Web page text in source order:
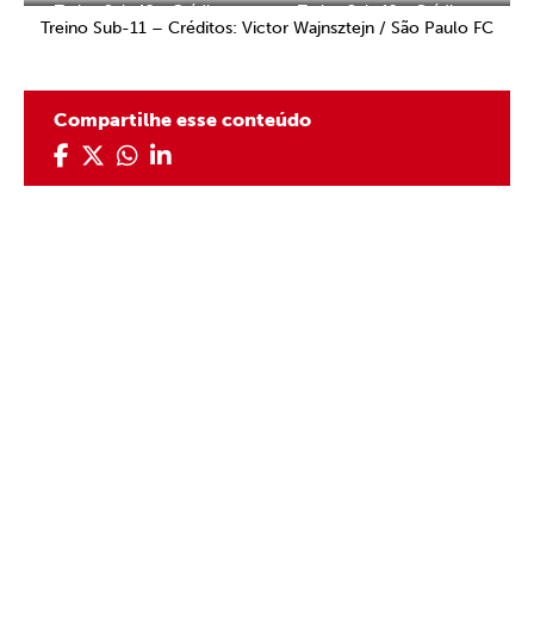
Treino Sub-12 – Créditos:
Victor Wajnsztejn / São Paulo
Treino Sub-12 – Créditos:
Victor Wajnsztejn / São Paulo
Treino Sub-11 – Créditos: Victor Wajnsztejn / São Paulo FC
Compartilhe esse conteúdo